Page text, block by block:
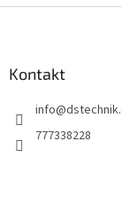
Kontakt
info@
777338228